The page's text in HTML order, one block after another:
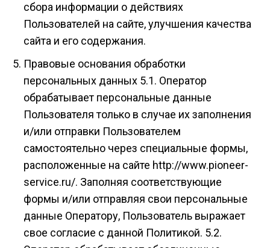
сбора информации о действиях
Пользователей на сайте, улучшения качества
сайта и его содержания.
Правовые основания обработки
персональных данных 5.1. Оператор
обрабатывает персональные данные
Пользователя только в случае их заполнения
и/или отправки Пользователем
самостоятельно через специальные формы,
расположенные на сайте http://www.pioneer-
service.ru/. Заполняя соответствующие
формы и/или отправляя свои персональные
данные Оператору, Пользователь выражает
свое согласие с данной Политикой. 5.2.